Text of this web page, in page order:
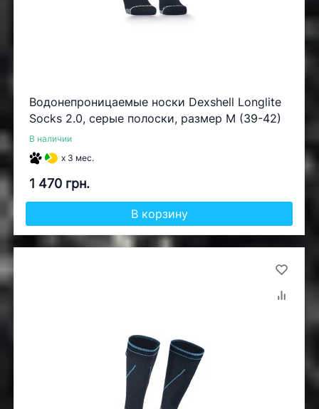
Водонепроницаемые носки Dexshell Longlite
Socks 2.0, серые полоски, размер M (39-42)
В наличии
x 3 мес.
1 470 грн.
В корзину